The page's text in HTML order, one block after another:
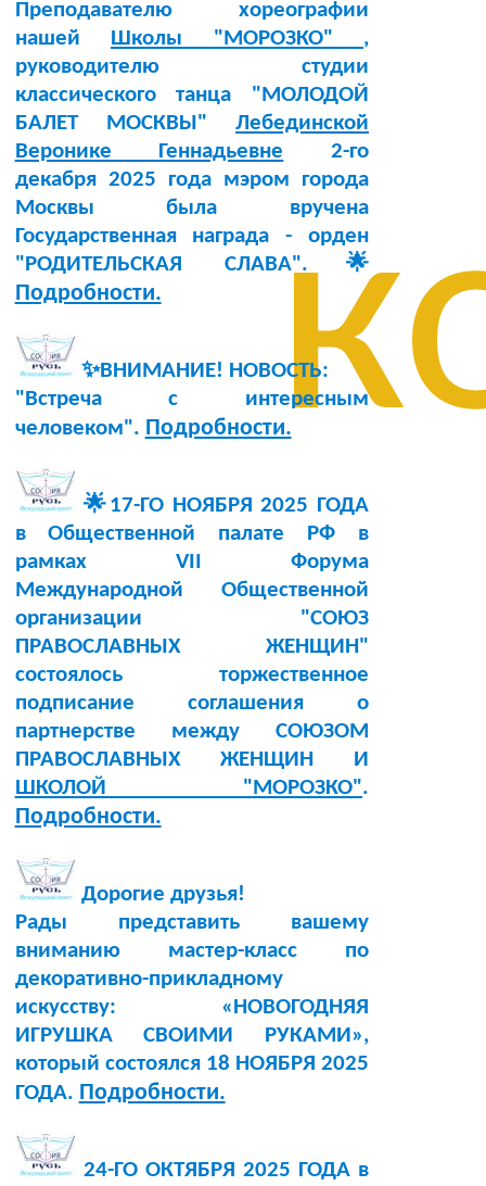
Преподавателю хореографии
нашей Школы "МОРОЗКО" ,
руководителю студии
классического танца "МОЛОДОЙ
БАЛЕТ МОСКВЫ" Лебединской
Веронике Геннадьевне 2-го
декабря 2025 года мэром города
Москвы была вручена
Государственная награда - орден
"РОДИТЕЛЬСКАЯ СЛАВА".🌟
Подробности.
✨ВНИМАНИЕ! НОВОСТЬ:
"Встреча с интересным
человеком". Подробности.
🌟17-ГО НОЯБРЯ 2025 ГОДА
в Общественной палате РФ в
рамках VII Форума
Международной Общественной
организации "СОЮЗ
ПРАВОСЛАВНЫХ ЖЕНЩИН"
состоялось торжественное
подписание соглашения о
партнерстве между СОЮЗОМ
ПРАВОСЛАВНЫХ ЖЕНЩИН И
ШКОЛОЙ "МОРОЗКО".
Подробности.
Дорогие друзья!
Рады представить вашему
вниманию мастер-класс по
декоративно-прикладному
искусству: «НОВОГОДНЯЯ
ИГРУШКА СВОИМИ РУКАМИ»,
который состоялся 18 НОЯБРЯ 2025
ГОДА. Подробности.
24-ГО ОКТЯБРЯ 2025 ГОДА в